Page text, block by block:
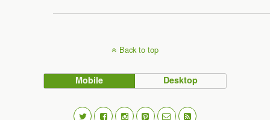
Back to top
Mobile Desktop